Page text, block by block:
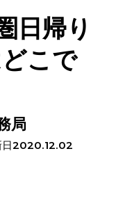
日帰り
こで
局
2020.12.02